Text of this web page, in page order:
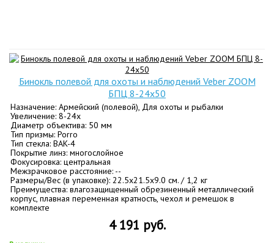
Бинокль полевой для охоты и наблюдений Veber ZOOM
БПЦ 8-24x50
Назначение: Армейский (полевой), Для охоты и рыбалки
Увеличение: 8-24х
Диаметр объектива: 50 мм
Тип призмы: Porro
Тип стекла: BАK-4
Покрытие линз: многослойное
Фокусировка: центральная
Межзрачковое расстояние: --
Размеры/Вес (в упаковке): 22.5x21.5x9.0 см. / 1,2 кг
Преимущества: влагозащищенный обрезиненный металлический
корпус, плавная переменная кратность, чехол и ремешок в
комплекте
4 191 руб.